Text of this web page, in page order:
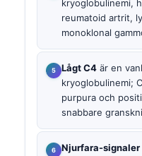
kryoglobulinemi,
reumatoid artrit,
monoklonal
Lågt C4 är en
kryoglobulinemi;
purpura och
snabbare
Njurfara-signaler